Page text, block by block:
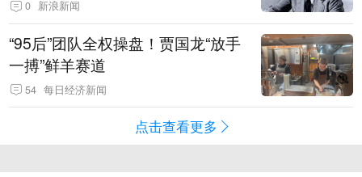
0 新浪新闻
“95后”团队全权操盘！贾国龙“放手
一搏”鲜羊赛道
54 每日经济新闻
点击查看更多